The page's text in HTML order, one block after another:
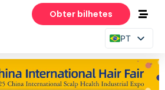
Obter bilhetes
PT
EN
ES